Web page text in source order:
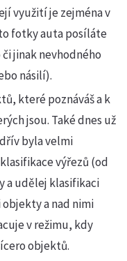
využití je zejména v
fotky auta posíláte
jinak nevhodného
násilí).
které poznáváš a k
jsou. Také dnes už
byla velmi
výřezů (od
a udělej klasifikaci
a nad nimi
v režimu, kdy
objektů.